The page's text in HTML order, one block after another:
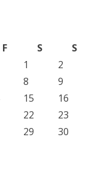
F S
S
1
2
8
9
15
16
22
23
29
30